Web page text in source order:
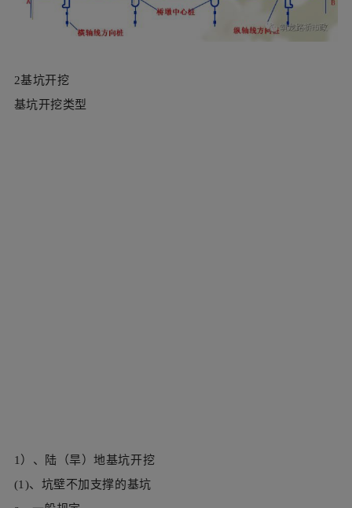
和基础模板设计所需基坑大小而定。一般基底应比基础的平
面尺寸增宽0.5～1.0m。当不设模板时，可按基础底的尺寸
开挖基坑。